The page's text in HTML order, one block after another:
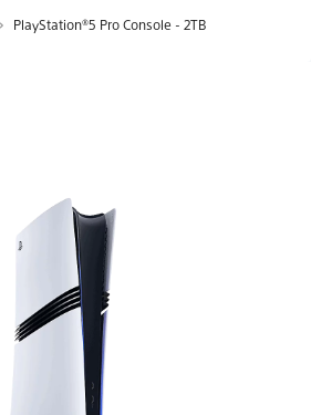
PlayStation®5 Pro Console - 2TB